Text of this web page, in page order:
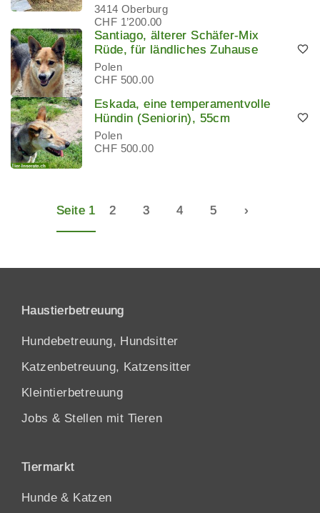
3414 Oberburg
CHF 1’200.00
Santiago, älterer Schäfer-Mix
Rüde, für ländliches Zuhause
Polen
CHF 500.00
Eskada, eine temperamentvolle
Hündin (Seniorin), 55cm
Polen
CHF 500.00
Seite 1 2 3 4 5 ›
Haustierbetreuung
Hundebetreuung, Hundsitter
Katzenbetreuung, Katzensitter
Kleintierbetreuung
Jobs & Stellen mit Tieren
Tiermarkt
Hunde & Katzen